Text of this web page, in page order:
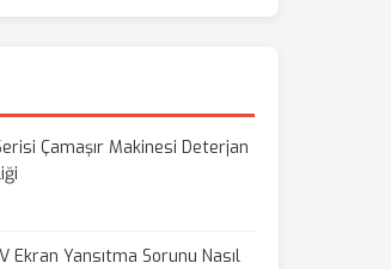
Çamaşır Makinesi Deterjan
Ekran Yansıtma Sorunu Nasıl